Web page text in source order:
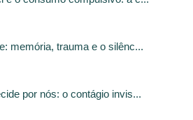
memória, trauma e o silênc...
por nós: o contágio invis...